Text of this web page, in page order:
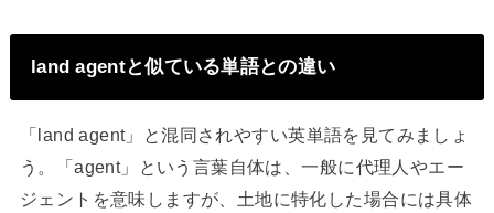
land agentと似ている単語との違い
「land agent」と混同されやすい英単語を見てみましょ
う。「agent」という言葉自体は、一般に代理人やエー
ジェントを意味しますが、土地に特化した場合には具体